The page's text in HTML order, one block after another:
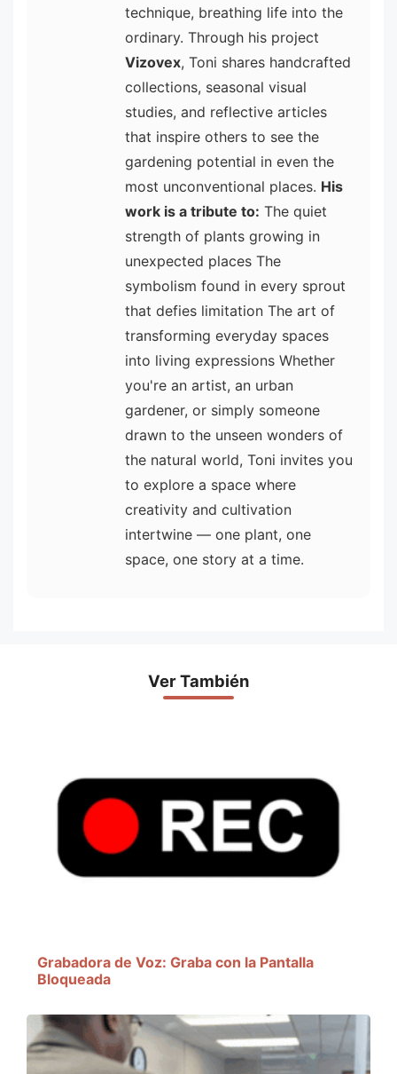
technique, breathing life into the
ordinary. Through his project
Vizovex, Toni shares handcrafted
collections, seasonal visual
studies, and reflective articles
that inspire others to see the
gardening potential in even the
most unconventional places. His
work is a tribute to: The quiet
strength of plants growing in
unexpected places The
symbolism found in every sprout
that defies limitation The art of
transforming everyday spaces
into living expressions Whether
you're an artist, an urban
gardener, or simply someone
drawn to the unseen wonders of
the natural world, Toni invites you
to explore a space where
creativity and cultivation
intertwine — one plant, one
space, one story at a time.
Ver También
Grabadora de Voz: Graba con la Pantalla
Bloqueada